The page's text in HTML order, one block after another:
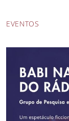
EVENTOS